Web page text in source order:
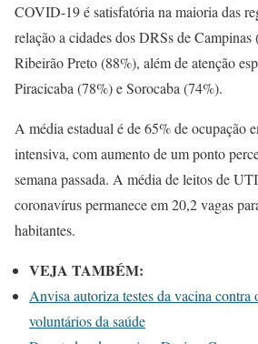
COVID-19 é satisfatória na maioria das
relação a cidades dos DRSs de
Ribeirão Preto (88%), além de atenção
Piracicaba (78%) e Sorocaba (74%).
A média estadual é de 65% de ocupação
intensiva, com aumento de um ponto
semana passada. A média de leitos de
coronavírus permanece em 20,2 vagas
habitantes.
VEJA TAMBÉM:
Anvisa autoriza testes da vacina
voluntários da saúde